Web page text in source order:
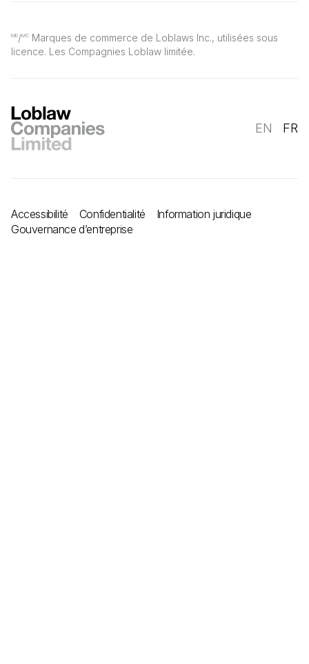
MD/MC Marques de commerce de Loblaws Inc., utilisées sous
licence. Les Compagnies Loblaw limitée.
EN FR
Accessibilité Confidentialité
Information juridique
Gouvernance d’entreprise